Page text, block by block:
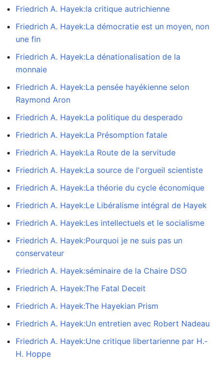
Friedrich A. Hayek:la critique autrichienne
Friedrich A. Hayek:La démocratie est un moyen, non
une fin
Friedrich A. Hayek:La dénationalisation de la
monnaie
Friedrich A. Hayek:La pensée hayékienne selon
Raymond Aron
Friedrich A. Hayek:La politique du desperado
Friedrich A. Hayek:La Présomption fatale
Friedrich A. Hayek:La Route de la servitude
Friedrich A. Hayek:La source de l'orgueil scientiste
Friedrich A. Hayek:La théorie du cycle économique
Friedrich A. Hayek:Le Libéralisme intégral de Hayek
Friedrich A. Hayek:Les intellectuels et le socialisme
Friedrich A. Hayek:Pourquoi je ne suis pas un
conservateur
Friedrich A. Hayek:séminaire de la Chaire DSO
Friedrich A. Hayek:The Fatal Deceit
Friedrich A. Hayek:The Hayekian Prism
Friedrich A. Hayek:Un entretien avec Robert Nadeau
Friedrich A. Hayek:Une critique libertarienne par H.-
H. Hoppe